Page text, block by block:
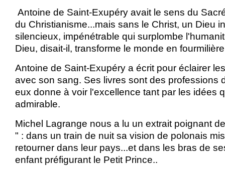
Antoine de Saint-Exupéry avait le sens du
du Christianisme...mais sans le Christ, un Dieu
silencieux, impénétrable qui surplombe
Dieu, disait-il, transforme le monde en
Antoine de Saint-Exupéry a écrit pour éclairer
avec son sang. Ses livres sont des professions
eux donne à voir l'excellence tant par les idées
admirable.
Michel Lagrange nous a lu un extrait poignant
" : dans un train de nuit sa vision de polonais
retourner dans leur pays...et dans les bras de
enfant préfigurant le Petit Prince..